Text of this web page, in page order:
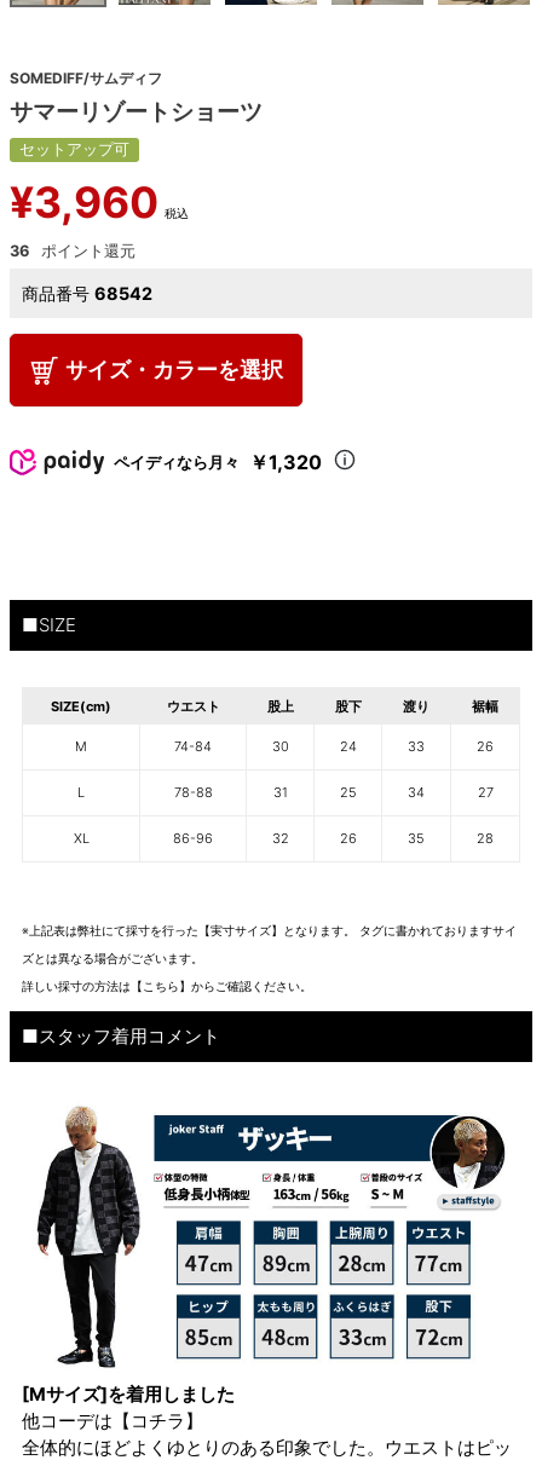
SOMEDIFF/サムディフ
サマーリゾートショーツ
セットアップ可
¥3,960 税込
36
商品番号 68542
サイズ・カラーを選択
ペイディなら月々 ￥1,320
■SIZE
SIZE(cm) ウエスト 股上 股下 渡り 裾幅
M 74-84 30 24 33 26
L 78-88 31 25 34 27
XL 86-96 32 26 35 28
※上記表は弊社にて採寸を行った【実寸サイズ】となります。 タグに書かれておりますサイ
ズとは異なる場合がございます。
詳しい採寸の方法は 【こちら】から ご確認ください。
■スタッフ着用コメント
[Mサイズ]を着用しました
他コーデは 【コチラ】
全体的にほどよくゆとりのある印象でした。ウエストはピッ